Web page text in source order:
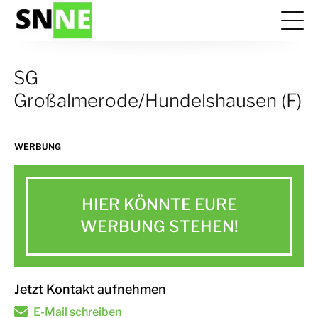
SG
Großalmerode/Hundelshausen (F)
WERBUNG
HIER KÖNNTE EURE
WERBUNG STEHEN!
Jetzt Kontakt aufnehmen
E-Mail schreiben